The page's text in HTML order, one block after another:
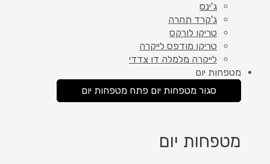
ג'ינס
ג'קרד תחרה
טריקו לורקס
טריקו מודפס לייקרה
לייקרה מלמלה דו צדדי
מטפחות יום
סגור מטפחות יום פתח מטפחות יום
מטפחות יום